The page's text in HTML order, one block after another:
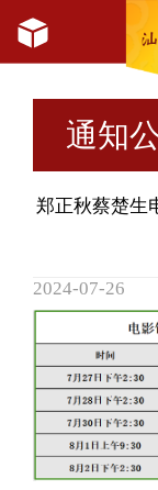
通知
郑正秋蔡楚生
2024-07-26